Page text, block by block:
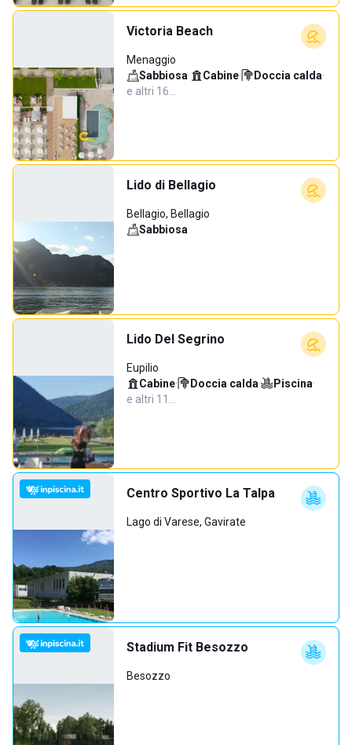
Victoria Beach
Menaggio
Sabbiosa· Cabine· Doccia calda·
e altri 16…
Lido di Bellagio
Bellagio, Bellagio
Sabbiosa
Lido Del Segrino
Eupilio
Cabine· Doccia calda· Piscina·
e altri 11…
Centro Sportivo La Talpa
Lago di Varese, Gavirate
Stadium Fit Besozzo
Besozzo